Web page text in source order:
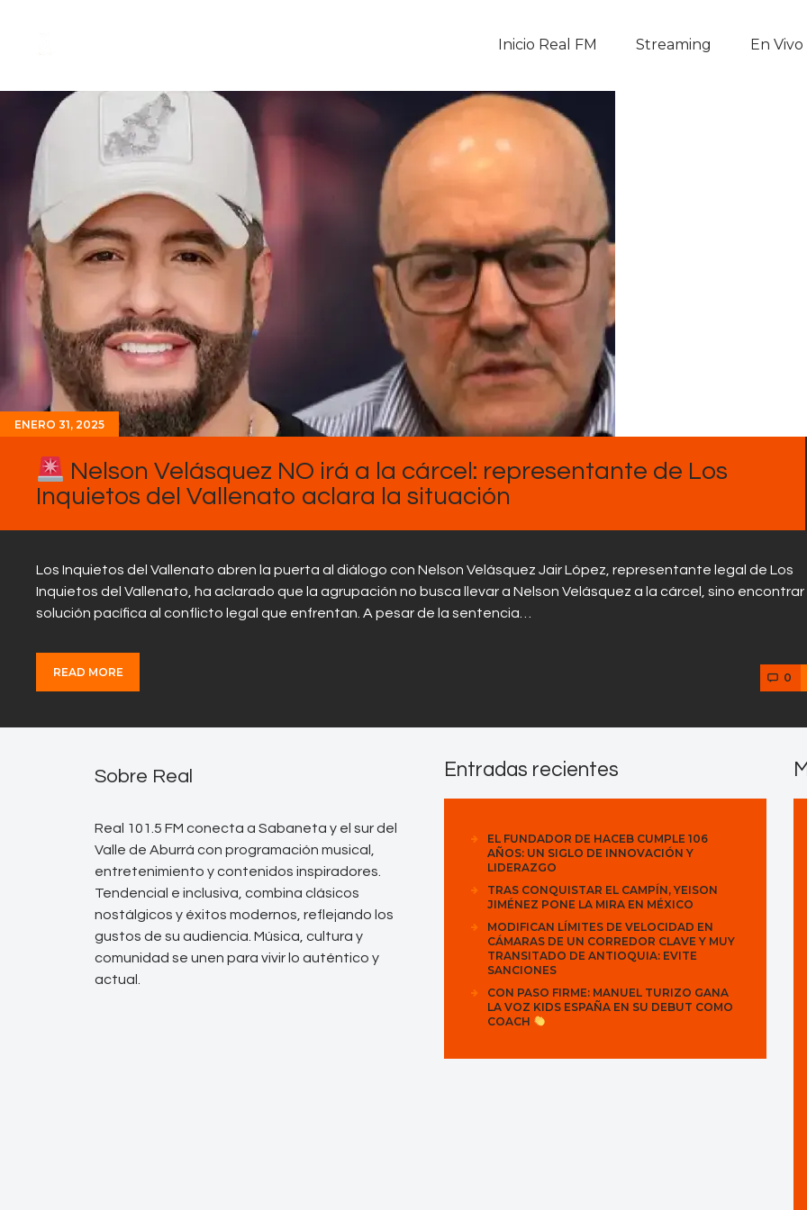
Inicio Real FM Streaming En Vivo
En Vivo
Descarga La APP
Programas
Noticias
Equipo
Sobre Nosotros
Contactos
ENERO 31, 2025
Nelson Velásquez NO irá a la cárcel: representante de Los
Inquietos del Vallenato aclara la situación
Los Inquietos del Vallenato abren la puerta al diálogo con Nelson Velásquez Jair López, representante legal de Los
Inquietos del Vallenato, ha aclarado que la agrupación no busca llevar a Nelson Velásquez a la cárcel, sino encontrar
solución pacífica al conflicto legal que enfrentan. A pesar de la sentencia…
READ MORE 0
Sobre Real
Real 101.5 FM conecta a Sabaneta y el sur del
Valle de Aburrá con programación musical,
entretenimiento y contenidos inspiradores.
Tendencial e inclusiva, combina clásicos
nostálgicos y éxitos modernos, reflejando los
gustos de su audiencia. Música, cultura y
comunidad se unen para vivir lo auténtico y
actual.
Entradas recientes
EL FUNDADOR DE HACEB CUMPLE 106
AÑOS: UN SIGLO DE INNOVACIÓN Y
LIDERAZGO
TRAS CONQUISTAR EL CAMPÍN, YEISON
JIMÉNEZ PONE LA MIRA EN MÉXICO
MODIFICAN LÍMITES DE VELOCIDAD EN
CÁMARAS DE UN CORREDOR CLAVE Y MUY
TRANSITADO DE ANTIOQUIA: EVITE
SANCIONES
CON PASO FIRME: MANUEL TURIZO GANA
LA VOZ KIDS ESPAÑA EN SU DEBUT COMO
COACH